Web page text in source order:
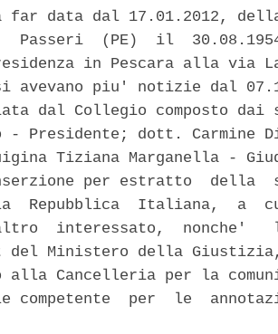
far data dal 17.01.2012,
Passeri  (PE)  il
in Pescara alla via
avevano piu' notizie dal
dal Collegio composto dai
dott. Carmine
Tiziana Marganella -
per estratto  della
Repubblica  Italiana,  a
interessato,  nonche'
del Ministero della
alla Cancelleria per la
per  le